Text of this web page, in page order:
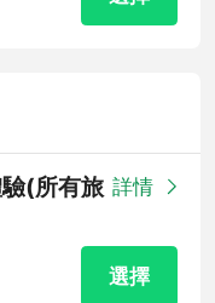
(所有旅 詳情
選擇